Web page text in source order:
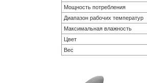
Мощность потребления
Диапазон рабочих температур
Максимальная влажность
Цвет
Вес